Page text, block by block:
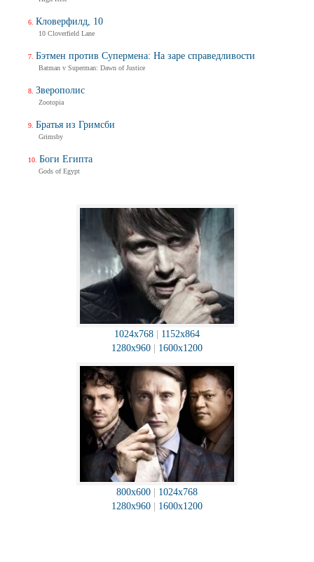
1024x768
1152x864
1280x960
1600x1200
800x600
1024x768
1280x960
1600x1200
Кловерфилд, 10
10 Cloverfield Lane
Бэтмен против Супермена: На заре справедливости
Batman v Superman: Dawn of Justice
Зверополис
Zootopia
Братья из Гримсби
Grimsby
Боги Египта
Gods of Egypt